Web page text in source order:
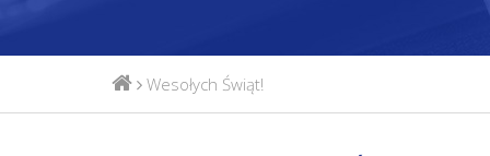
Wesołych Świąt!